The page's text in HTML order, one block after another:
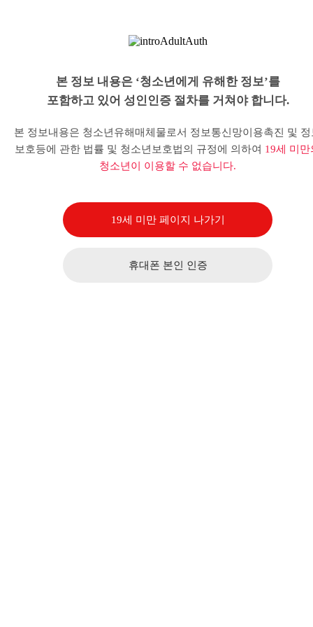
본 정보 내용은 ‘청소년에게 유해한 정보’를
포함하고 있어 성인인증 절차를 거쳐야 합니다.
본 정보내용은 청소년유해매체물로서 정보통신망이용촉진 및 정
보호등에 관한 법률 및 청소년보호법의 규정에 의하여 19세 미만
청소년이 이용할 수 없습니다.
19세 미만 페이지 나가기
휴대폰 본인 인증